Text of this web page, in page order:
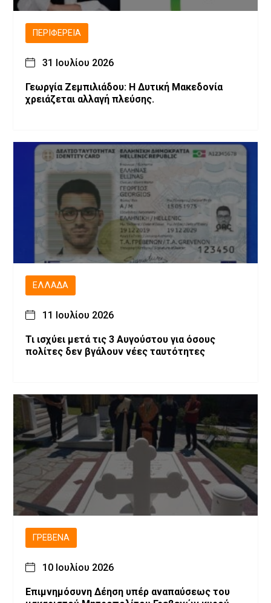
ΠΕΡΙΦΈΡΕΙΑ
31 Ιουλίου 2026
Γεωργία Ζεμπιλιάδου: Η Δυτική Μακεδονία
χρειάζεται αλλαγή πλεύσης.
ΕΛΛΆΔΑ
11 Ιουλίου 2026
Τι ισχύει μετά τις 3 Αυγούστου για όσους
πολίτες δεν βγάλουν νέες ταυτότητες
ΓΡΕΒΕΝΆ
10 Ιουλίου 2026
Επιμνημόσυνη Δέηση υπέρ αναπαύσεως του